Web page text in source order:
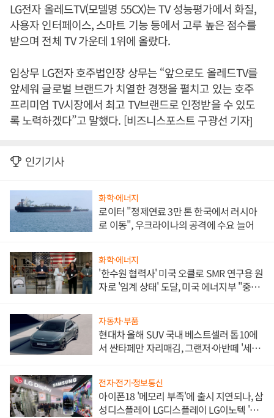
LG전자 올레드TV(모델명 55CX)는 TV 성능평가에서 화질,
사용자 인터페이스, 스마트 기능 등에서 고루 높은 점수를
받으며 전체 TV 가운데 1위에 올랐다.
임상무 LG전자 호주법인장 상무는 “앞으로도 올레드TV를
앞세워 글로벌 브랜드가 치열한 경쟁을 펼치고 있는 호주
프리미엄 TV시장에서 최고 TV브랜드로 인정받을 수 있도
록 노력하겠다”고 말했다. [비즈니스포스트 구광선 기자]
인기기사
화학·에너지
로이터 "정제연료 3만 톤 한국에서 러시아
로 이동", 우크라이나의 공격에 수요 늘어
화학·에너지
'한수원 협력사' 미국 오클로 SMR 연구용 원
자로 '임계 상태' 도달, 미국 에너지부 "중요
자동차·부품
현대차 올해 SUV 국내 베스트셀러 톱10에
서 싼타페만 자리매김, 그랜저·아반떼 '세단
전자·전기·정보통신
아이폰18 '메모리 부족'에 출시 지연되나, 삼
성디스플레이 LG디스플레이 LG이노텍 '탈